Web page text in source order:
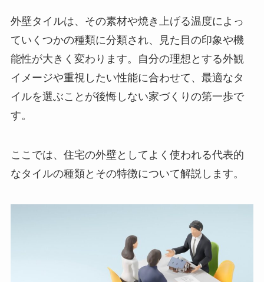
外壁タイルは、その素材や焼き上げる温度によっ
ていくつかの種類に分類され、見た目の印象や機
能性が大きく変わります。自分の理想とする外観
イメージや重視したい性能に合わせて、最適なタ
イルを選ぶことが後悔しない家づくりの第一歩で
す。
ここでは、住宅の外壁としてよく使われる代表的
なタイルの種類とその特徴について解説します。